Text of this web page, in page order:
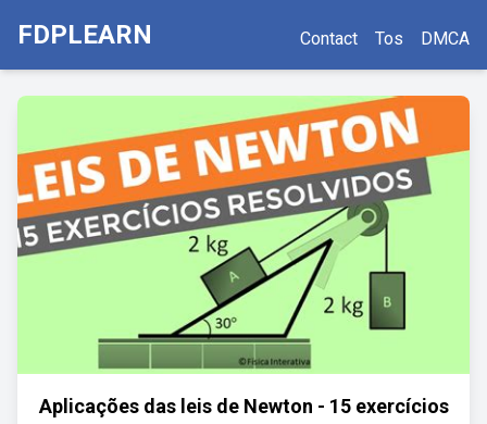
FDPLEARN Contact Tos DMCA
Aplicações das leis de Newton - 15 exercícios